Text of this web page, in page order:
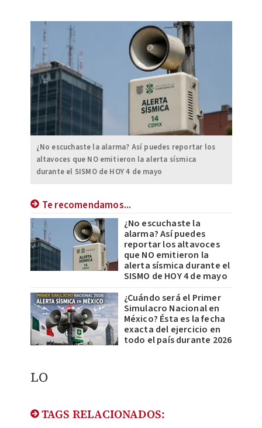
¿No escuchaste la alarma? Así puedes reportar los
altavoces que NO emitieron la alerta sísmica
durante el SISMO de HOY 4 de mayo
Te recomendamos...
¿No escuchaste la
alarma? Así puedes
reportar los altavoces
que NO emitieron la
alerta sísmica durante el
SISMO de HOY 4 de mayo
¿Cuándo será el Primer
Simulacro Nacional en
México? Ésta es la fecha
exacta del ejercicio en
todo el país durante 2026
LO
TAGS RELACIONADOS: